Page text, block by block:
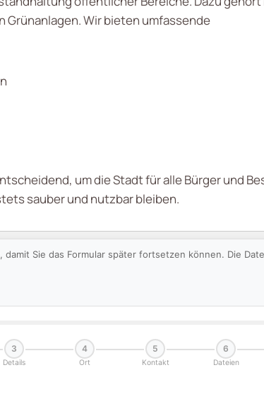
Grünanlagen. Wir bieten umfassende
um die Stadt für alle Bürger und
sauber und nutzbar bleiben.
Sie das Formular später fortsetzen können. Die
3
Details
4
Ort
5
Kontakt
6
Dateien